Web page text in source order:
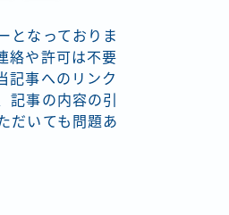
となっておりま
絡や許可は不要
記事へのリンク
記事の内容の引
だいても問題あ